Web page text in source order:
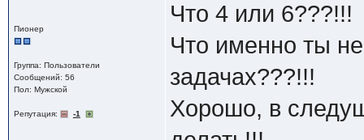
Пионер
Группа: Пользователи
Сообщений: 56
Пол: Мужской
Репутация: -1
Что 4 или 6???!!!
Что именно ты
задачах???!!!
Хорошо, в